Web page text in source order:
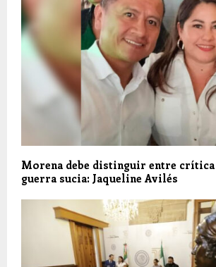
Morena debe distinguir entre
guerra sucia: Jaqueline Avilés